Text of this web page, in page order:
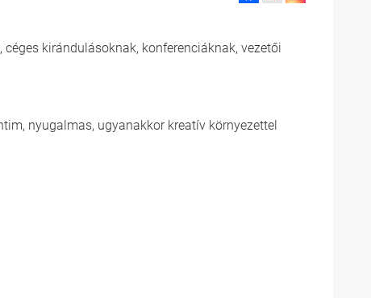
kirándulásoknak, konferenciáknak, vezetői
nyugalmas, ugyanakkor kreatív környezettel